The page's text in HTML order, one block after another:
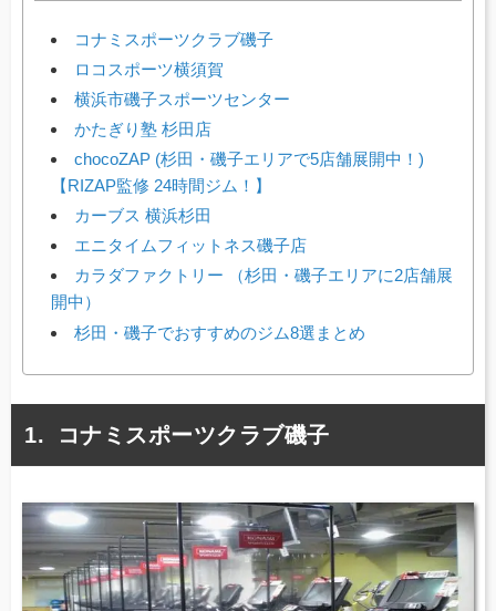
コナミスポーツクラブ磯子
ロコスポーツ横須賀
横浜市磯子スポーツセンター
かたぎり塾 杉田店
chocoZAP (杉田・磯子エリアで5店舗展開中！)
【RIZAP監修 24時間ジム！】
カーブス 横浜杉田
エニタイムフィットネス磯子店
カラダファクトリー （杉田・磯子エリアに2店舗展
開中）
杉田・磯子でおすすめのジム8選まとめ
コナミスポーツクラブ磯子